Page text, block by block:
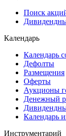
Самые
Календарь
Календарь
Дефолты
Размещения
Оферты
Аукционы
Денежный